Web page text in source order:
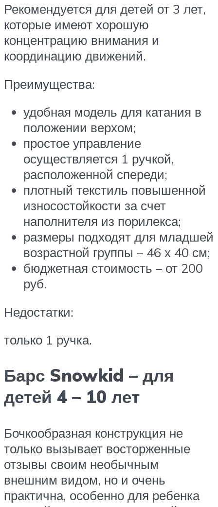
Рекомендуется для детей от 3 лет,
которые имеют хорошую
концентрацию внимания и
координацию движений.
Преимущества:
удобная модель для катания в
положении верхом;
простое управление
осуществляется 1 ручкой,
расположенной спереди;
плотный текстиль повышенной
износостойкости за счет
наполнителя из порилекса;
размеры подходят для младшей
возрастной группы – 46 х 40 см;
бюджетная стоимость – от 200
руб.
Недостатки:
только 1 ручка.
Барс Snowkid – для
детей 4 – 10 лет
Бочкообразная конструкция не
только вызывает восторженные
отзывы своим необычным
внешним видом, но и очень
практична, особенно для ребенка